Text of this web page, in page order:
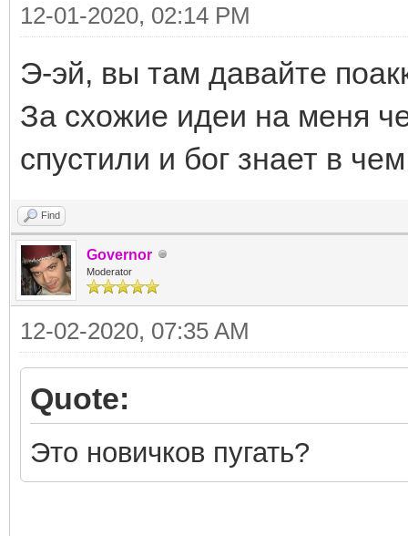
12-01-2020, 02:14 PM
Э-эй, вы там давайте
За схожие идеи на меня
спустили и бог знает в
Find
Governor
Moderator
12-02-2020, 07:35 AM
Quote:
Это новичков пугать?